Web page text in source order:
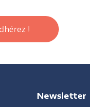
!
Newsletter